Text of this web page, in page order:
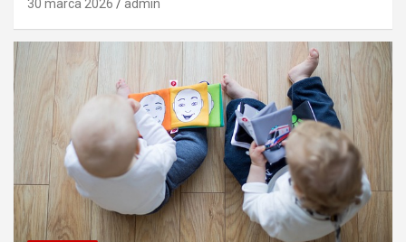
30 marca 2026 admin